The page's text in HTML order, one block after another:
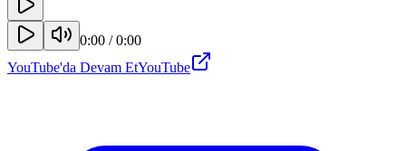
0:00 /0:00
YouTube'da Devam EtYouTube